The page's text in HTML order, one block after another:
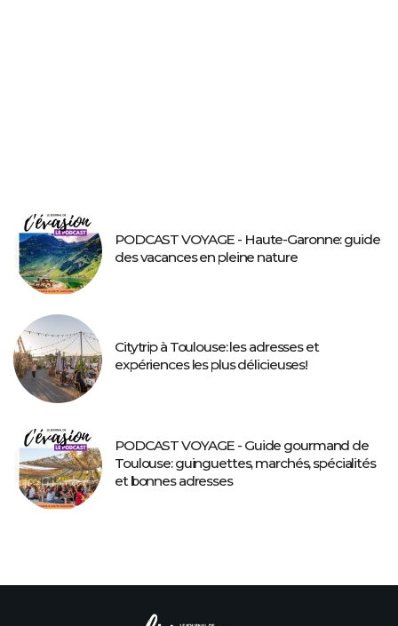
PODCAST VOYAGE - Haute-Garonne: guide
des vacances en pleine nature
Citytrip à Toulouse: les adresses et
expériences les plus délicieuses!
PODCAST VOYAGE - Guide gourmand de
Toulouse: guinguettes, marchés, spécialités
et bonnes adresses